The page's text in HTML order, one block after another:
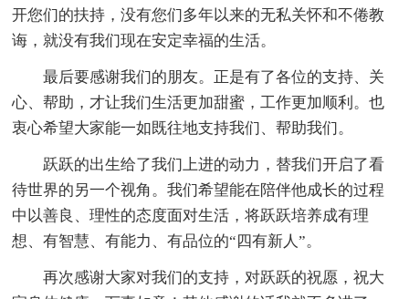
开您们的扶持，没有您们多年以来的无私关怀和不倦教
诲，就没有我们现在安定幸福的生活。
最后要感谢我们的朋友。正是有了各位的支持、关
心、帮助，才让我们生活更加甜蜜，工作更加顺利。也
衷心希望大家能一如既往地支持我们、帮助我们。
跃跃的出生给了我们上进的动力，替我们开启了看
待世界的另一个视角。我们希望能在陪伴他成长的过程
中以善良、理性的态度面对生活，将跃跃培养成有理
想、有智慧、有能力、有品位的“四有新人”。
再次感谢大家对我们的支持，对跃跃的祝愿，祝大